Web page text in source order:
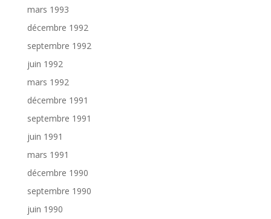
mars 1993
décembre 1992
septembre 1992
juin 1992
mars 1992
décembre 1991
septembre 1991
juin 1991
mars 1991
décembre 1990
septembre 1990
juin 1990